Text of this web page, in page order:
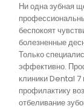
Ни одна зубная
беспокоят
болезненные
Только
эффективно.
клиники Dental 7
профилактику
отбеливание